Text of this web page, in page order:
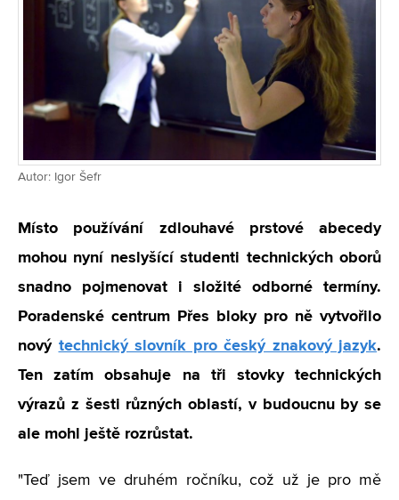
Autor: Igor Šefr
Místo používání zdlouhavé prstové abecedy
mohou nyní neslyšící studenti technických oborů
snadno pojmenovat i složité odborné termíny.
Poradenské centrum Přes bloky pro ně vytvořilo
nový technický slovník pro český znakový jazyk.
Ten zatím obsahuje na tři stovky technických
výrazů z šesti různých oblastí, v budoucnu by se
ale mohl ještě rozrůstat.
"Teď jsem ve druhém ročníku, což už je pro mě